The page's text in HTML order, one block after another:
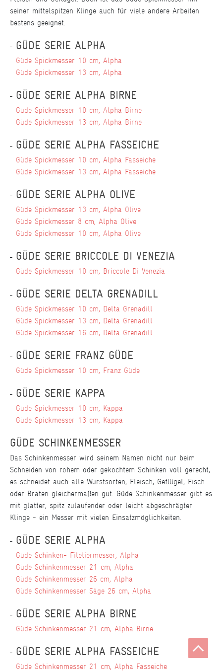
seiner mittelspitzen Klinge auch für viele andere Arbeiten
bestens geeignet.
GÜDE SERIE ALPHA
Güde Spickmesser 10 cm, Alpha
Güde Spickmesser 13 cm, Alpha
GÜDE SERIE ALPHA BIRNE
Güde Spickmesser 10 cm, Alpha Birne
Güde Spickmesser 13 cm, Alpha Birne
GÜDE SERIE ALPHA FASSEICHE
Güde Spickmesser 10 cm, Alpha Fasseiche
Güde Spickmesser 13 cm, Alpha Fasseiche
GÜDE SERIE ALPHA OLIVE
Güde Spickmesser 13 cm, Alpha Olive
Güde Spickmesser 8 cm, Alpha Olive
Güde Spickmesser 10 cm, Alpha Olive
GÜDE SERIE BRICCOLE DI VENEZIA
Güde Spickmesser 10 cm, Briccole Di Venezia
GÜDE SERIE DELTA GRENADILL
Güde Spickmesser 10 cm, Delta Grenadill
Güde Spickmesser 13 cm, Delta Grenadill
Güde Spickmesser 16 cm, Delta Grenadill
GÜDE SERIE FRANZ GÜDE
Güde Spickmesser 10 cm, Franz Güde
GÜDE SERIE KAPPA
Güde Spickmesser 10 cm, Kappa
Güde Spickmesser 13 cm, Kappa
GÜDE SCHINKENMESSER
Das Schinkenmesser wird seinem Namen nicht nur beim
Schneiden von rohem oder gekochtem Schinken voll gerecht,
es schneidet auch alle Wurstsorten, Fleisch, Geflügel, Fisch
oder Braten gleichermaßen gut. Güde Schinkenmesser gibt es
mit glatter, spitz zulaufender oder leicht abgeschrägter
Klinge - ein Messer mit vielen Einsatzmöglichkeiten.
GÜDE SERIE ALPHA
Güde Schinken- Filetiermesser, Alpha
Güde Schinkenmesser 21 cm, Alpha
Güde Schinkenmesser 26 cm, Alpha
Güde Schinkenmesser Säge 26 cm, Alpha
GÜDE SERIE ALPHA BIRNE
Güde Schinkenmesser 21 cm, Alpha Birne
GÜDE SERIE ALPHA FASSEICHE
Güde Schinkenmesser 21 cm, Alpha Fasseiche